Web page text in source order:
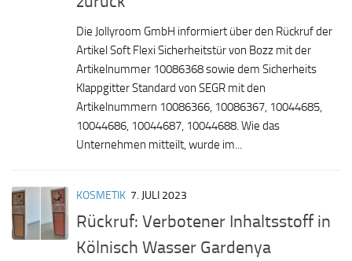
Die Jollyroom GmbH informiert über den Rückruf der
Artikel Soft Flexi Sicherheitstür von Bozz mit der
Artikelnummer 10086368 sowie dem Sicherheits
Klappgitter Standard von SEGR mit den
Artikelnummern 10086366, 10086367, 10044685,
10044686, 10044687, 10044688. Wie das
Unternehmen mitteilt, wurde im...
KOSMETIK 7. JULI 2023
Rückruf: Verbotener Inhaltsstoff in
Kölnisch Wasser Gardenya